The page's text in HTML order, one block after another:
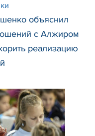
объяснил
с Алжиром
реализацию